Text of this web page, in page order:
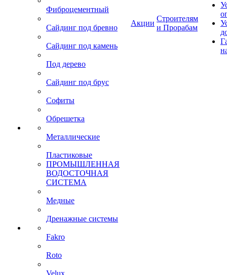
Фиброцементный
Сайдинг под бревно
Сайдинг под камень
Под дерево
Сайдинг под брус
Софиты
Обрешетка
Металлические
Пластиковые
ПРОМЫШЛЕННАЯ
ВОДОСТОЧНАЯ
СИСТЕМА
Медные
Дренажные системы
Fakro
Roto
Velux
Акции
Строителям
и Прорабам